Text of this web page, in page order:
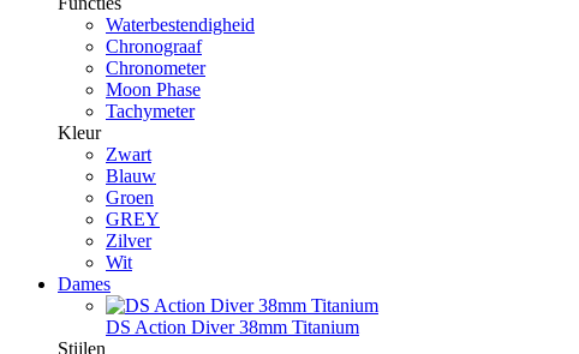
Waterbestendigheid
Chronograaf
Chronometer
Moon Phase
Tachymeter
Kleur
Zwart
Blauw
Groen
GREY
Zilver
Wit
Dames
DS Action Diver 38mm Titanium
Stijlen